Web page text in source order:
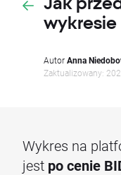
wykresie
AutorAnna
Zaktualizowany:
Wykres na
jest po cenie